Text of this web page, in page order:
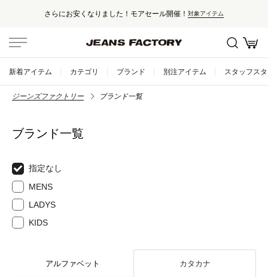
さらにお安くなりました！モアセール開催！ 対象アイテム
新着アイテム カテゴリ ブランド 別注アイテム スタッフス
ジーンズファクトリー ブランド一覧
ブランド一覧
指定なし
MENS
LADYS
KIDS
アルファベット カタカナ